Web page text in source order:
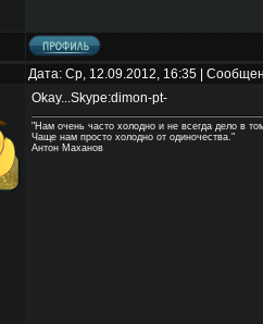
Дата: Ср, 12.09.2012, 16:35 |
Okay...Skype:dimon-pt-
"Нам очень часто холодно и не всегда дело в
Чаще нам просто холодно от одиночества."
Антон Маханов